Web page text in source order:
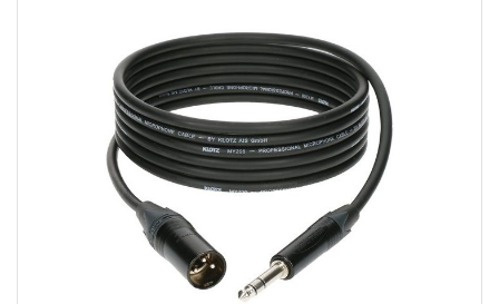
Snaarinstrumenten